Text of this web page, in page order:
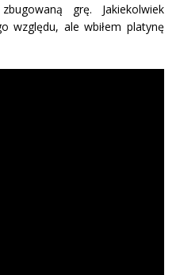
grę. Jakiekolwiek
względu, ale wbiłem platynę